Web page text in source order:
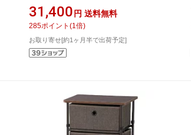
624WH ホワイト
31,400 円 送料無料
285ポイント (1 倍)
お取り寄せ[約1ヶ月半で出荷予定]